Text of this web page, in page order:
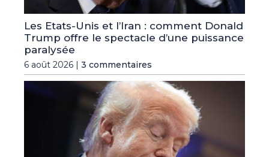
Les Etats-Unis et l’Iran : comment Donald
Trump offre le spectacle d’une puissance
paralysée
6 août 2026 | 3 commentaires